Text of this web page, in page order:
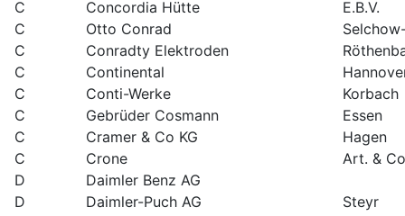
C
Concordia Hütte
E.B.V.
C
Otto Conrad
C
Conradty Elektroden
C
Continental
C
Conti-Werke
Korbach
C
Gebrüder Cosmann
Essen
C
Cramer & Co KG
Hagen
C
Crone
Art. & Co
D
Daimler Benz AG
D
Daimler-Puch AG
Steyr